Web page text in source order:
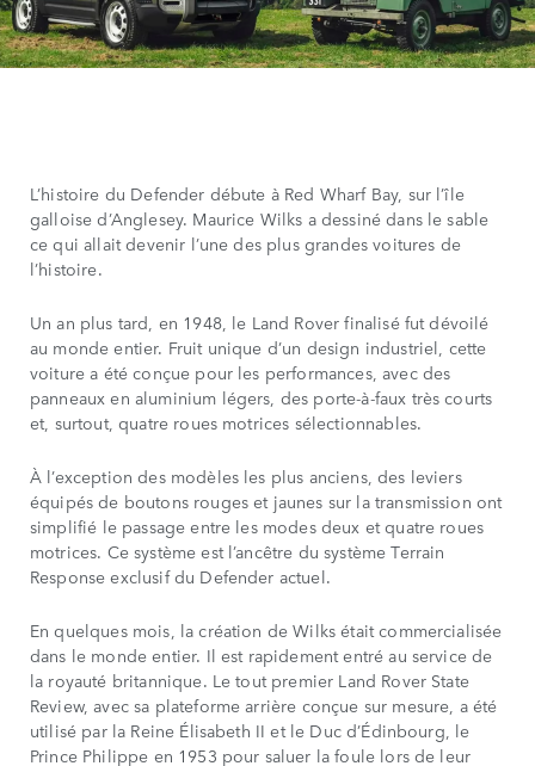
L’histoire du Defender débute à Red Wharf Bay, sur l’île
galloise d’Anglesey. Maurice Wilks a dessiné dans le sable
ce qui allait devenir l’une des plus grandes voitures de
l’histoire.
Un an plus tard, en 1948, le Land Rover finalisé fut dévoilé
au monde entier. Fruit unique d’un design industriel, cette
voiture a été conçue pour les performances, avec des
panneaux en aluminium légers, des porte-à-faux très courts
et, surtout, quatre roues motrices sélectionnables.
À l’exception des modèles les plus anciens, des leviers
équipés de boutons rouges et jaunes sur la transmission ont
simplifié le passage entre les modes deux et quatre roues
motrices. Ce système est l’ancêtre du système Terrain
Response exclusif du Defender actuel.
En quelques mois, la création de Wilks était commercialisée
dans le monde entier. Il est rapidement entré au service de
la royauté britannique. Le tout premier Land Rover State
Review, avec sa plateforme arrière conçue sur mesure, a été
utilisé par la Reine Élisabeth II et le Duc d’Édinbourg, le
Prince Philippe en 1953 pour saluer la foule lors de leur